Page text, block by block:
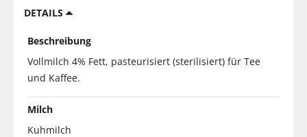
DETAILS
Beschreibung
Vollmilch 4% Fett, pasteurisiert (sterilisiert) für Tee
und Kaffee.
Milch
Kuhmilch